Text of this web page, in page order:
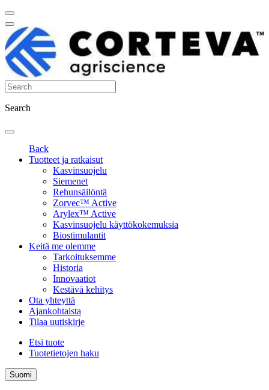
Search
Back
Tuotteet ja ratkaisut
Kasvinsuojelu
Siemenet
Rehunsäilöntä
Zorvec™ Active
Arylex™ Active
Kasvinsuojelu käyttökokemuksia
Biostimulantit
Keitä me olemme
Tarkoituksemme
Historia
Innovaatiot
Kestävä kehitys
Ota yhteyttä
Ajankohtaista
Tilaa uutiskirje
Etsi tuote
Tuotetietojen haku
Suomi